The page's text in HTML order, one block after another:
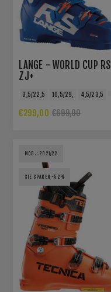
LANGE - WORLD CUP RS
ZJ+
3,5/22,5 10,5/29, 4,5/23,5
€299,00 €699,00
MOD.: 2021/22
SIE SPAREN -52%